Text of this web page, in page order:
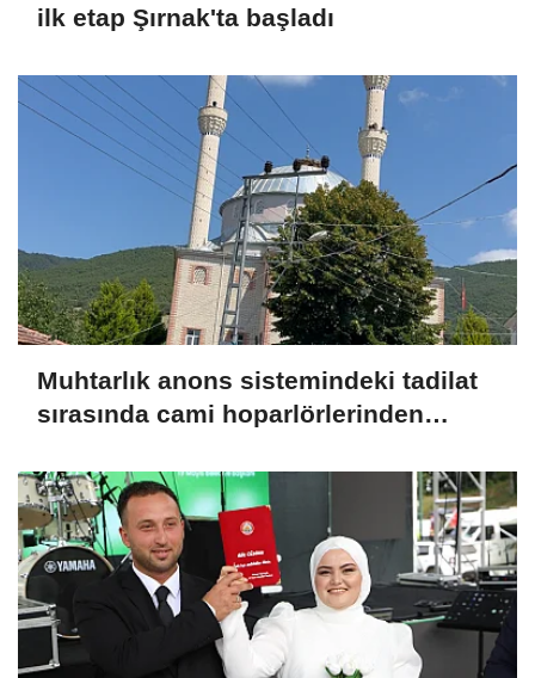
ilk etap Şırnak'ta başladı
Muhtarlık anons sistemindeki tadilat
sırasında cami hoparlörlerinden